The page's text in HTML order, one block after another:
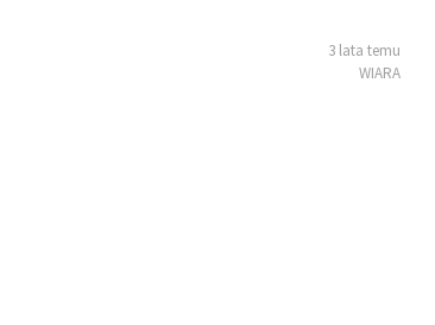
3 lata temu
WIARA